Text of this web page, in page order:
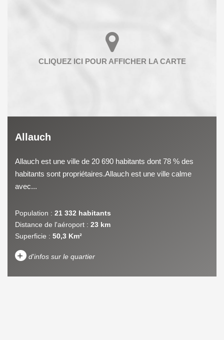
Allauch
Allauch est une ville de 20 690 habitants dont 78 % des
habitants sont propriétaires.Allauch est une ville calme
avec...
Population : 21 332 habitants
Distance de l'aéroport : 23 km
Superficie : 50,3 Km²
+ d'infos sur le quartier